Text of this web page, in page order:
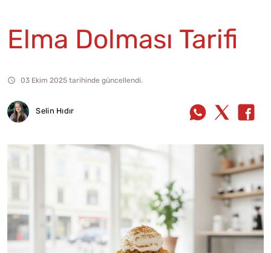
Elma Dolması Tarifi
03 Ekim 2025 tarihinde güncellendi.
Selin Hıdır